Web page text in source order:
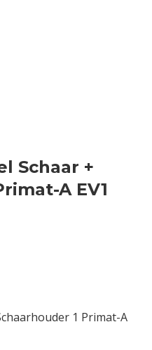
Schaar +
A EV1
1 Primat-A